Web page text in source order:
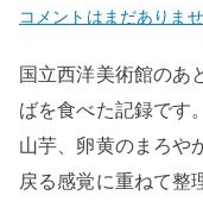
美
館
の
あ
と
コメントはまだありま
国立西洋美術館のあ
ばを食べた記録です
山芋、卵黄のまろや
戻る感覚に重ねて整